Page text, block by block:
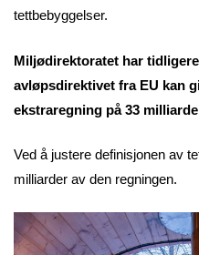
tettbebyggelser.
Miljødirektoratet har
avløpsdirektivet fra EU kan
ekstraregning på 33
Ved å justere definisjonen av
milliarder av den regningen.